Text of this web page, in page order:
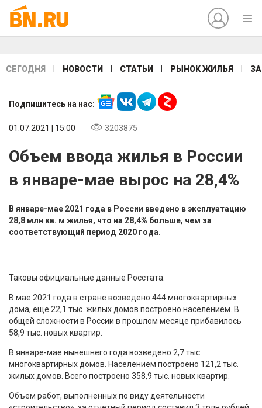
СЕГОДНЯ НОВОСТИ СТАТЬИ РЫНОК ЖИЛЬЯ
Подпишитесь на нас:
01.07.2021 | 15:00 3203875
Объем ввода жилья в России
в январе-мае вырос на 28,4%
В январе-мае 2021 года в России введено в эксплуатацию
28,8 млн кв. м жилья, что на 28,4% больше, чем за
соответствующий период 2020 года.
Таковы официальные данные Росстата.
В мае 2021 года в стране возведено 444 многоквартирных
дома, еще 22,1 тыс. жилых домов построено населением. В
общей сложности в России в прошлом месяце прибавилось
58,9 тыс. новых квартир.
В январе-мае нынешнего года возведено 2,7 тыс.
многоквартирных домов. Населением построено 121,2 тыс.
жилых домов. Всего построено 358,9 тыс. новых квартир.
Объем работ, выполненных по виду деятельности